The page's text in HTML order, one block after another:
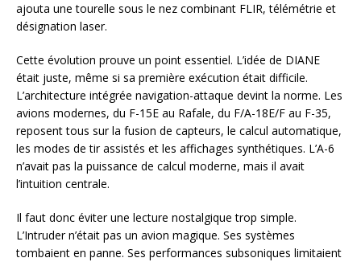
ajouta une tourelle sous le nez combinant FLIR, télémétrie et
désignation laser.
Cette évolution prouve un point essentiel. L’idée de DIANE
était juste, même si sa première exécution était difficile.
L’architecture intégrée navigation-attaque devint la norme. Les
avions modernes, du F-15E au Rafale, du F/A-18E/F au F-35,
reposent tous sur la fusion de capteurs, le calcul automatique,
les modes de tir assistés et les affichages synthétiques. L’A-6
n’avait pas la puissance de calcul moderne, mais il avait
l’intuition centrale.
Il faut donc éviter une lecture nostalgique trop simple.
L’Intruder n’était pas un avion magique. Ses systèmes
tombaient en panne. Ses performances subsoniques limitaient